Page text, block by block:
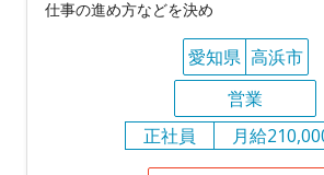
仕事の進め方などを決め
愛知県 高浜市
営業
正社員
月給